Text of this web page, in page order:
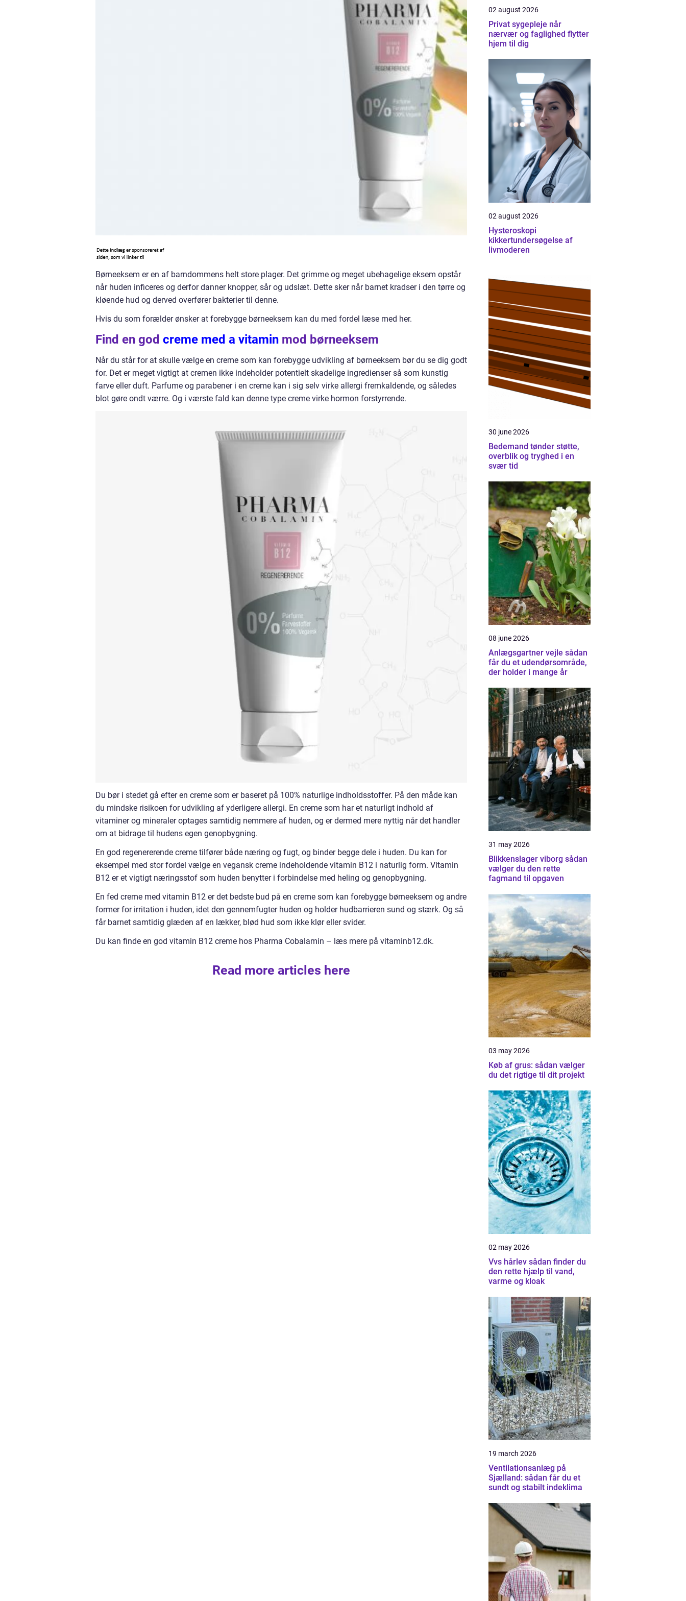
Børneeksem er en af barndommens helt store plager. Det grimme og meget ubehagelige eksem opstår
når huden inficeres og derfor danner knopper, sår og udslæt. Dette sker når barnet kradser i den tørre og
kløende hud og derved overfører bakterier til denne.
Hvis du som forælder ønsker at forebygge børneeksem kan du med fordel læse med her.
Find en god creme med a vitamin mod børneeksem
Når du står for at skulle vælge en creme som kan forebygge udvikling af børneeksem bør du se dig godt
for. Det er meget vigtigt at cremen ikke indeholder potentielt skadelige ingredienser så som kunstig
farve eller duft. Parfume og parabener i en creme kan i sig selv virke allergi fremkaldende, og således
blot gøre ondt værre. Og i værste fald kan denne type creme virke hormon forstyrrende.
Du bør i stedet gå efter en creme som er baseret på 100% naturlige indholdsstoffer. På den måde kan
du mindske risikoen for udvikling af yderligere allergi. En creme som har et naturligt indhold af
vitaminer og mineraler optages samtidig nemmere af huden, og er dermed mere nyttig når det handler
om at bidrage til hudens egen genopbygning.
En god regenererende creme tilfører både næring og fugt, og binder begge dele i huden. Du kan for
eksempel med stor fordel vælge en vegansk creme indeholdende vitamin B12 i naturlig form. Vitamin
B12 er et vigtigt næringsstof som huden benytter i forbindelse med heling og genopbygning.
En fed creme med vitamin B12 er det bedste bud på en creme som kan forebygge børneeksem og andre
former for irritation i huden, idet den gennemfugter huden og holder hudbarrieren sund og stærk. Og så
får barnet samtidig glæden af en lækker, blød hud som ikke klør eller svider.
Du kan finde en god vitamin B12 creme hos Pharma Cobalamin – læs mere på vitaminb12.dk.
Read more articles here
02 august 2026
Privat sygepleje når
nærvær og faglighed flytter
hjem til dig
02 august 2026
Hysteroskopi
kikkertundersøgelse af
livmoderen
30 june 2026
Bedemand tønder støtte,
overblik og tryghed i en
svær tid
08 june 2026
Anlægsgartner vejle sådan
får du et udendørsområde,
der holder i mange år
31 may 2026
Blikkenslager viborg sådan
vælger du den rette
fagmand til opgaven
03 may 2026
Køb af grus: sådan vælger
du det rigtige til dit projekt
02 may 2026
Vvs hårlev sådan finder du
den rette hjælp til vand,
varme og kloak
19 march 2026
Ventilationsanlæg på
Sjælland: sådan får du et
sundt og stabilt indeklima